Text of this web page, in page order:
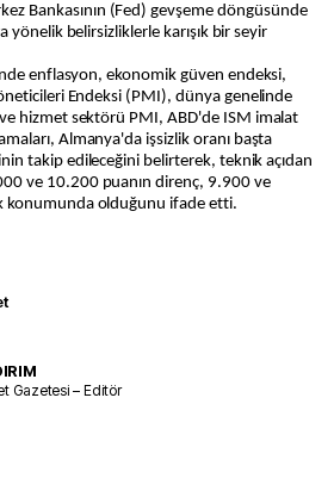
Bankasının (Fed) gevşeme döngüsünde
yönelik belirsizliklerle karışık bir seyir
enflasyon, ekonomik güven endeksi,
Endeksi (PMI), dünya genelinde
hizmet sektörü PMI, ABD'de ISM imalat
Almanya'da işsizlik oranı başta
takip edileceğini belirterek, teknik açıdan
ve 10.200 puanın direnç, 9.900 ve
konumunda olduğunu ifade etti.
Gazetesi – Editör